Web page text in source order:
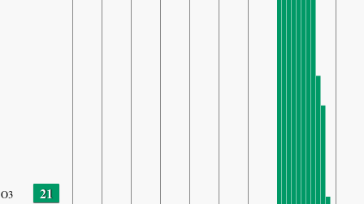
O3 21